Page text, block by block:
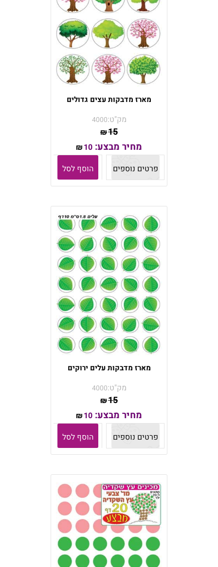
מארז מדבקות עצים גדולים
מק"ט:4000
₪15
מחיר מבצע: ₪10
פרטים נוספים
הוסף לסל
מארז מדבקות עלים ירוקים
מק"ט:4000
₪15
מחיר מבצע: ₪10
פרטים נוספים
הוסף לסל